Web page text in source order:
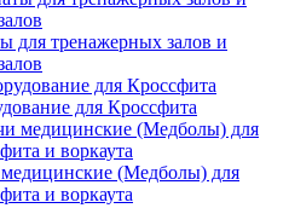
для тренажерных залов и
для Кроссфита
(Медболы) для
и воркаута